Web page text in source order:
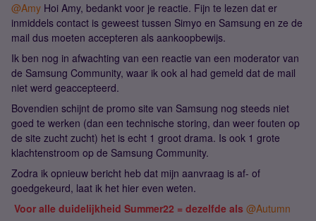
@Amy Hoi Amy, bedankt voor je reactie. Fijn te lezen dat er
inmiddels contact is geweest tussen Simyo en Samsung en ze de
mail dus moeten accepteren als aankoopbewijs.
Ik ben nog in afwachting van een reactie van een moderator van
de Samsung Community, waar ik ook al had gemeld dat de mail
niet werd geaccepteerd.
Bovendien schijnt de promo site van Samsung nog steeds niet
goed te werken (dan een technische storing, dan weer fouten op
de site zucht zucht) het is echt 1 groot drama. Is ook 1 grote
klachtenstroom op de Samsung Community.
Zodra ik opnieuw bericht heb dat mijn aanvraag is af- of
goedgekeurd, laat ik het hier even weten.
Voor alle duidelijkheid Summer22 = dezelfde als @Autumn